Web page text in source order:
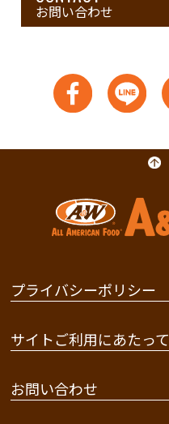
お問い合わせ
プライバシーポリシー
サイトご利用にあたって
お問い合わせ